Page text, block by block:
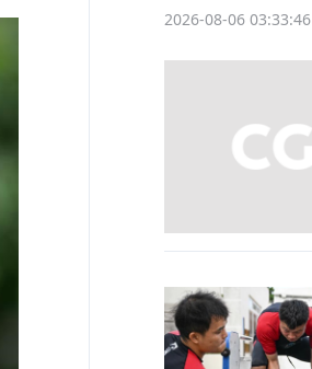
2026-08-06 03:33:46